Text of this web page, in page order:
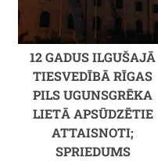
12 GADUS ILGUŠAJĀ
TIESVEDĪBĀ RĪGAS
PILS UGUNSGRĒKA
LIETĀ APSŪDZĒTIE
ATTAISNOTI;
SPRIEDUMS